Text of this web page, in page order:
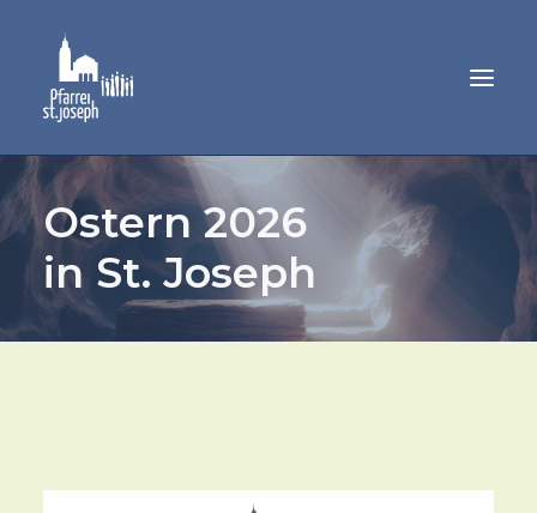
GEMEINDELEBEN
SAKRAMENTE
MUSIK
PFARRAMT
Ostern 2026
in St. Joseph